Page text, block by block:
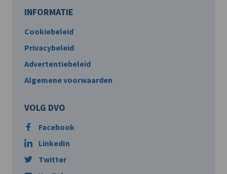
INFORMATIE
Cookiebeleid
Privacybeleid
Advertentiebeleid
Algemene voorwaarden
VOLG DVO
Facebook
LinkedIn
Twitter